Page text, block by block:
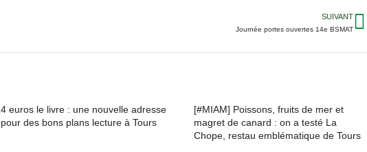
SUIVANT
Journée portes ouvertes 14e BSMAT
4 euros le livre : une nouvelle adresse
pour des bons plans lecture à Tours
[#MIAM] Poissons, fruits de mer et
magret de canard : on a testé La
Chope, restau emblématique de Tours